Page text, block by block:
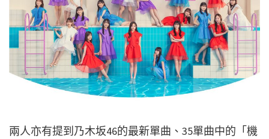
兩人亦有提到乃木坂46的最新單曲、35單曲中的「機